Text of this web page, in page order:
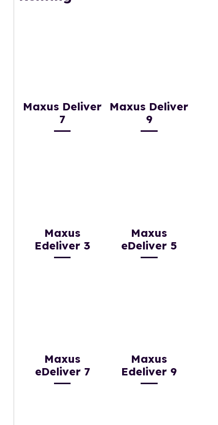
Maxus Deliver
7
Maxus Deliver
9
Maxus
Edeliver 3
Maxus
eDeliver 5
Maxus
eDeliver 7
Maxus
Edeliver 9